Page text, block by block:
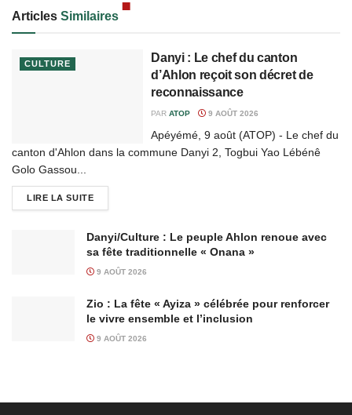
Articles Similaires
CULTURE
Danyi : Le chef du canton
d’Ahlon reçoit son décret de
reconnaissance
PAR ATOP 9 AOÛT 2026
Apéyémé, 9 août (ATOP) - Le chef du
canton d'Ahlon dans la commune Danyi 2, Togbui Yao Lébénê
Golo Gassou...
LIRE LA SUITE
Danyi/Culture : Le peuple Ahlon renoue avec
sa fête traditionnelle « Onana »
9 AOÛT 2026
Zio : La fête « Ayiza » célébrée pour renforcer
le vivre ensemble et l’inclusion
9 AOÛT 2026